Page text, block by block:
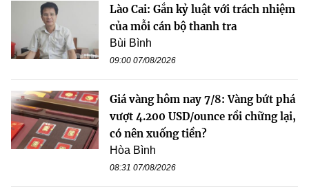
Lào Cai: Gắn kỷ luật với trách nhiệm
của mỗi cán bộ thanh tra
Bùi Bình
09:00 07/08/2026
Giá vàng hôm nay 7/8: Vàng bứt phá
vượt 4.200 USD/ounce rồi chững lại,
có nên xuống tiền?
Hòa Bình
08:31 07/08/2026